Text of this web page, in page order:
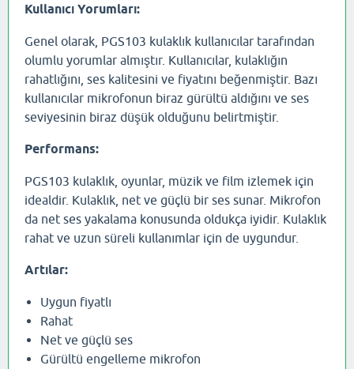
Kullanıcı Yorumları:
Genel olarak, PGS103 kulaklık kullanıcılar tarafından
olumlu yorumlar almıştır. Kullanıcılar, kulaklığın
rahatlığını, ses kalitesini ve fiyatını beğenmiştir. Bazı
kullanıcılar mikrofonun biraz gürültü aldığını ve ses
seviyesinin biraz düşük olduğunu belirtmiştir.
Performans:
PGS103 kulaklık, oyunlar, müzik ve film izlemek için
idealdir. Kulaklık, net ve güçlü bir ses sunar. Mikrofon
da net ses yakalama konusunda oldukça iyidir. Kulaklık
rahat ve uzun süreli kullanımlar için de uygundur.
Artılar:
Uygun fiyatlı
Rahat
Net ve güçlü ses
Gürültü engelleme mikrofon